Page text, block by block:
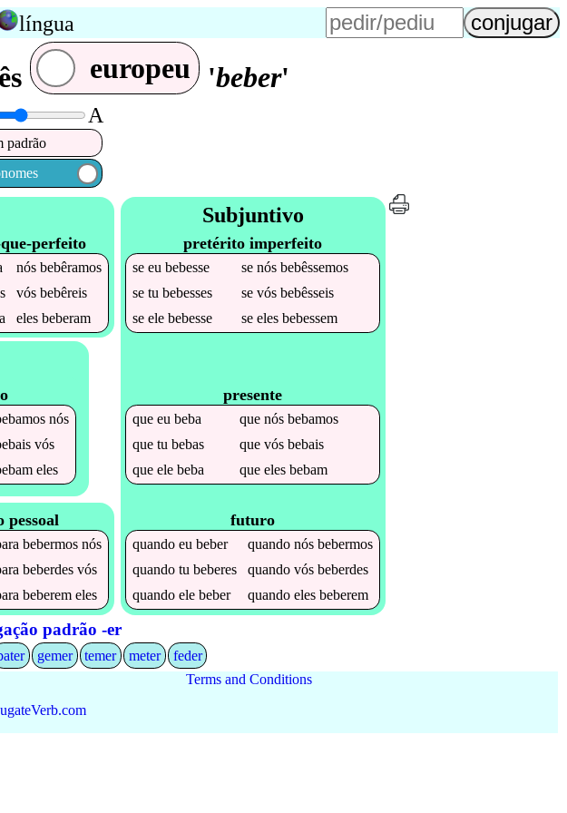
língua
europeu 'beber'
A
padrão
perfeito
nósbebêramos
vósbebêreis
elesbeberam
nós
vós
eles
bebermos nós
beberdes vós
beberem eles
Subjuntivo
pretérito imperfeito
seeubebesse senósbebêssemos
setubebesses sevósbebêsseis
seelebebesse seelesbebessem
presente
queeubeba quenósbebamos
quetubebas quevósbebais
queelebeba queelesbebam
futuro
quandoeubeber quandonósbebermos
quandotubeberes quandovósbeberdes
quandoelebeber quandoelesbeberem
padrão -er
gemer temer meter
feder
Terms and Conditions
Verb.com